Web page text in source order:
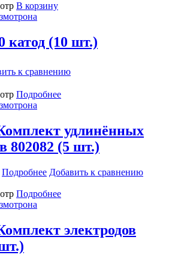
В корзину
катод (10 шт.)
к сравнению
Подробнее
удлинённых
802082 (5 шт.)
Подробнее Добавить к сравнению
Подробнее
электродов